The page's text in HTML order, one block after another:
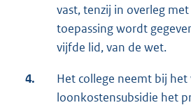
vast, tenzij in overleg
toepassing wordt
vijfde lid, van de wet.
4.
Het college neemt bij
loonkostensubsidie het